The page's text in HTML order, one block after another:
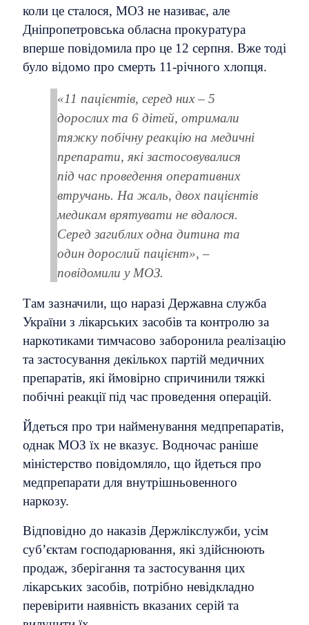
коли це сталося, МОЗ не називає, але
Дніпропетровська обласна прокуратура
вперше повідомила про це 12 серпня. Вже тоді
було відомо про смерть 11-річного хлопця.
«11 пацієнтів, серед них – 5
дорослих та 6 дітей, отримали
тяжку побічну реакцію на медичні
препарати, які застосовувалися
під час проведення оперативних
втручань. На жаль, двох пацієнтів
медикам врятувати не вдалося.
Серед загиблих одна дитина та
один дорослий пацієнт», –
повідомили у МОЗ.
Там зазначили, що наразі Державна служба
України з лікарських засобів та контролю за
наркотиками тимчасово заборонила реалізацію
та застосування декількох партій медичних
препаратів, які ймовірно спричинили тяжкі
побічні реакції під час проведення операцій.
Йдеться про три найменування медпрепаратів,
однак МОЗ їх не вказує. Водночас раніше
міністерство повідомляло, що йдеться про
медпрепарати для внутрішньовенного
наркозу.
Відповідно до наказів Держлікслужби, усім
суб’єктам господарювання, які здійснюють
продаж, зберігання та застосування цих
лікарських засобів, потрібно невідкладно
перевірити наявність вказаних серій та